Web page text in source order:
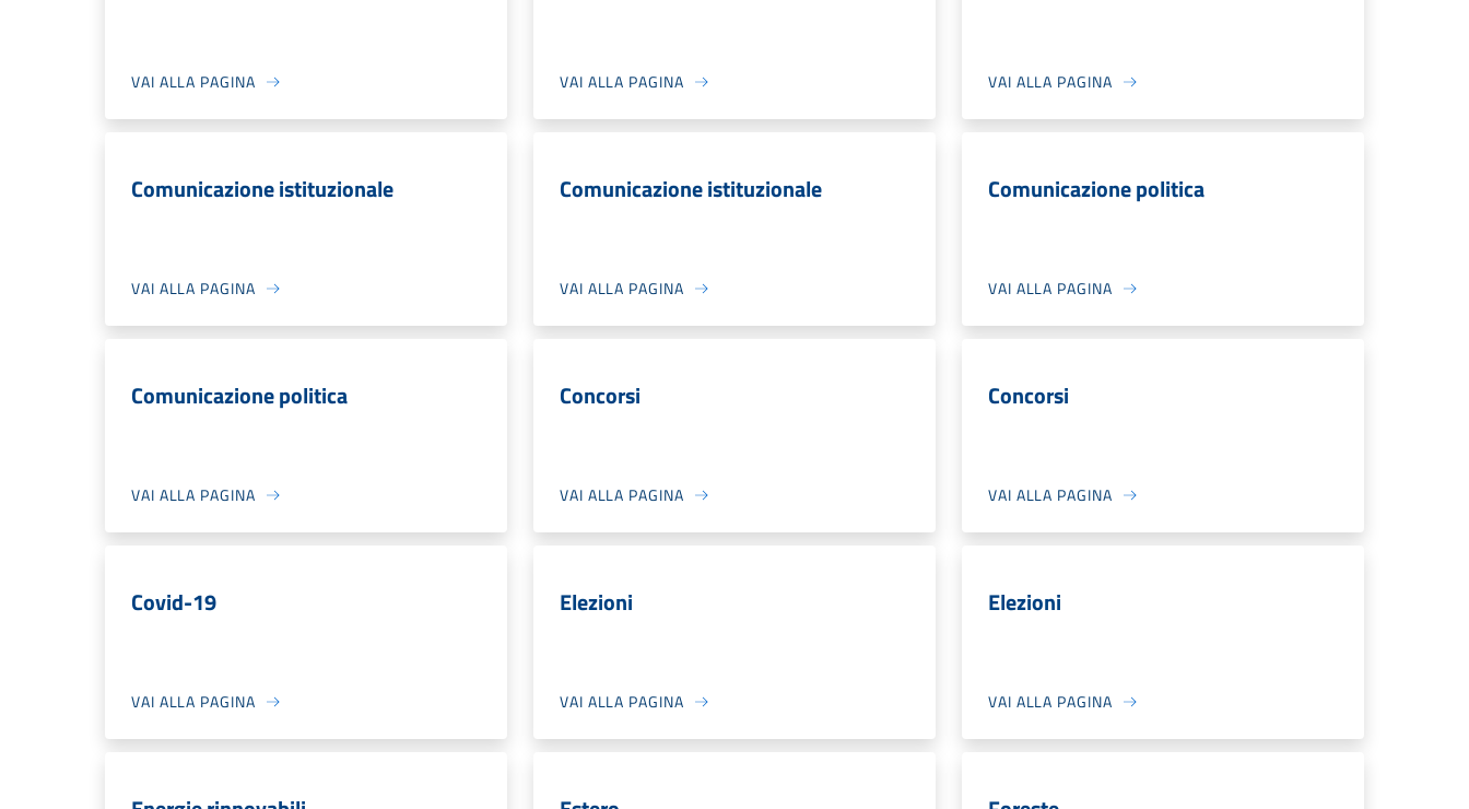
VAI ALLA PAGINA VAI ALLA PAGINA VAI ALLA PAGINA
Comunicazione istituzionale
VAI ALLA PAGINA
Comunicazione istituzionale
VAI ALLA PAGINA
Comunicazione politica
VAI ALLA PAGINA
Comunicazione politica
VAI ALLA PAGINA
Concorsi
VAI ALLA PAGINA
Concorsi
VAI ALLA PAGINA
Covid-19
VAI ALLA PAGINA
Elezioni
VAI ALLA PAGINA
Elezioni
VAI ALLA PAGINA